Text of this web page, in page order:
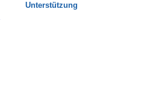
Unterstützung